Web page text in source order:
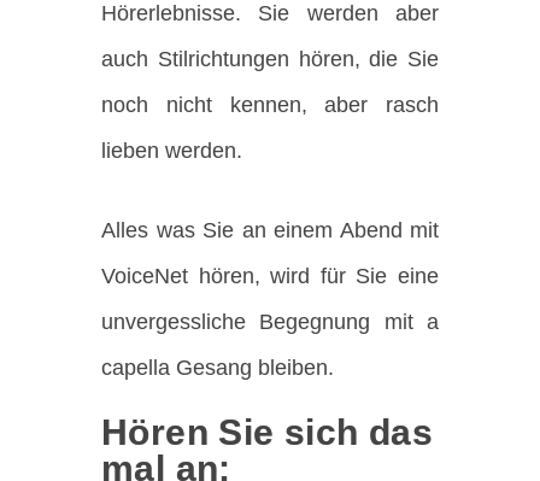
Hörerlebnisse. Sie werden aber
auch Stilrichtungen hören, die Sie
noch nicht kennen, aber rasch
lieben werden.
Alles was Sie an einem Abend mit
VoiceNet hören, wird für Sie eine
unvergessliche Begegnung mit a
capella Gesang bleiben.
Hören Sie sich das
mal an: